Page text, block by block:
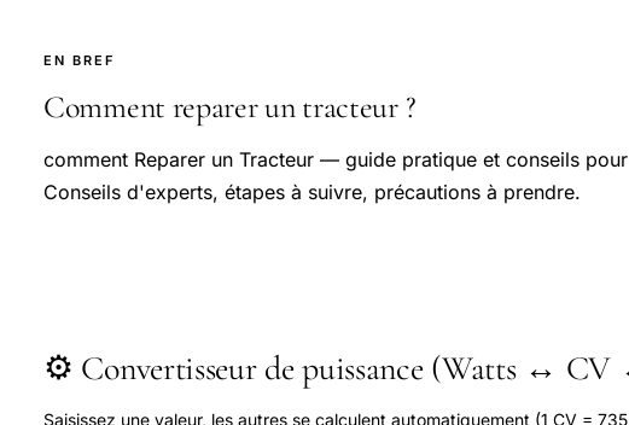
EN BREF
Comment reparer un tracteur ?
comment Reparer un Tracteur — guide pratique et conseils
Conseils d'experts, étapes à suivre, précautions à prendre.
⚙️ Convertisseur de puissance (Watts ↔
Saisissez une valeur, les autres se calculent automatiquement (1 CV =